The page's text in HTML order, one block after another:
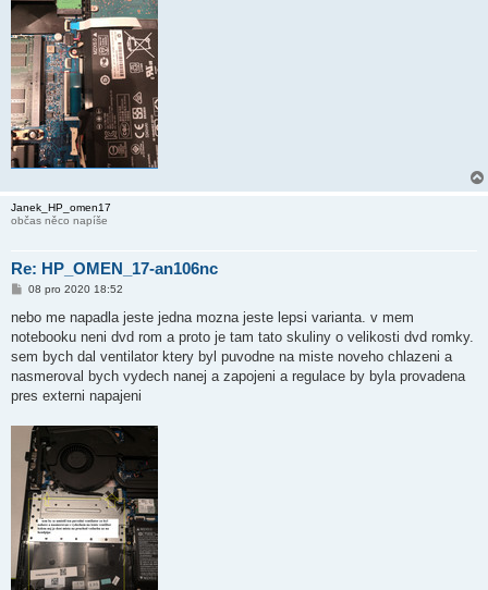
Janek_HP_omen17
občas něco napíše
Re: HP_OMEN_17-an106nc
P
í
p
ě
e
k
08 pro 2020 18:52
nebo me napadla jeste jedna mozna jeste lepsi varianta. v mem
notebooku neni dvd rom a proto je tam tato skuliny o velikosti dvd romky.
sem bych dal ventilator ktery byl puvodne na miste noveho chlazeni a
nasmeroval bych vydech nanej a zapojeni a regulace by byla provadena
pres externi napajeni